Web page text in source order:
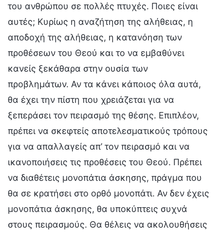
του ανθρώπου σε πολλές πτυχές. Ποιες είναι
αυτές; Κυρίως η αναζήτηση της αλήθειας, η
αποδοχή της αλήθειας, η κατανόηση των
προθέσεων του Θεού και το να εμβαθύνει
κανείς ξεκάθαρα στην ουσία των
προβλημάτων. Αν τα κάνει κάποιος όλα αυτά,
θα έχει την πίστη που χρειάζεται για να
ξεπεράσει τον πειρασμό της θέσης. Επιπλέον,
πρέπει να σκεφτείς αποτελεσματικούς τρόπους
για να απαλλαγείς απ’ τον πειρασμό και να
ικανοποιήσεις τις προθέσεις του Θεού. Πρέπει
να διαθέτεις μονοπάτια άσκησης, πράγμα που
θα σε κρατήσει στο ορθό μονοπάτι. Αν δεν έχεις
μονοπάτια άσκησης, θα υποκύπτεις συχνά
στους πειρασμούς. Θα θέλεις να ακολουθήσεις